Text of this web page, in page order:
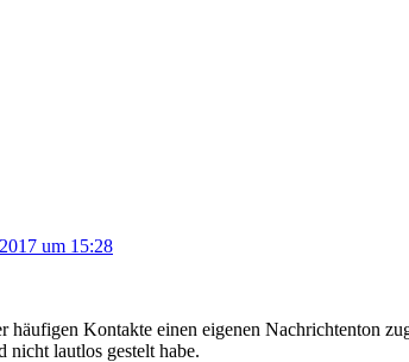
um 15:28
häufigen Kontakte einen eigenen Nachrichtenton
nicht lautlos gestelt habe.